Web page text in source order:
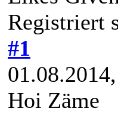
Registriert
#1
Hoi Zäme